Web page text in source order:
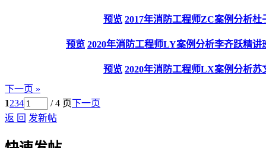
预览 2017年消防工程师ZC案例分析杜
预览 2020年消防工程师LY案例分析李齐跃精讲
预览 2020年消防工程师LX案例分析苏
下一页 »
1234 / 4 页下一页
返 回 发新帖